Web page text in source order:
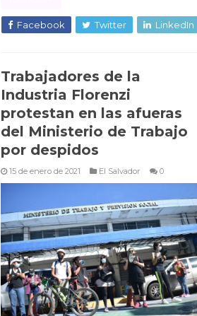
Facebook Twitter LinkedIn
Trabajadores de la
Industria Florenzi
protestan en las afueras
del Ministerio de Trabajo
por despidos
15 de enero de 2021 El Salvador 0